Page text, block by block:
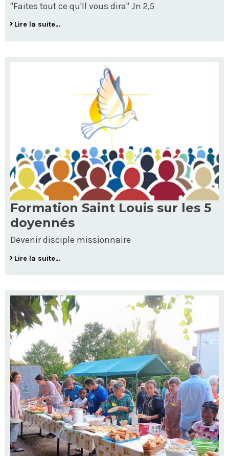
"Faites tout ce qu'Il vous dira" Jn 2,5
Lire la suite…
Formation Saint Louis sur les 5
doyennés
Devenir disciple missionnaire
Lire la suite…